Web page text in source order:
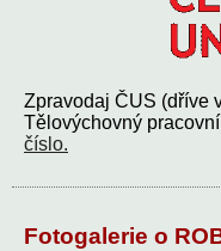
Zpravodaj ČUS (dříve
Tělovýchovný
číslo.
Fotogalerie o